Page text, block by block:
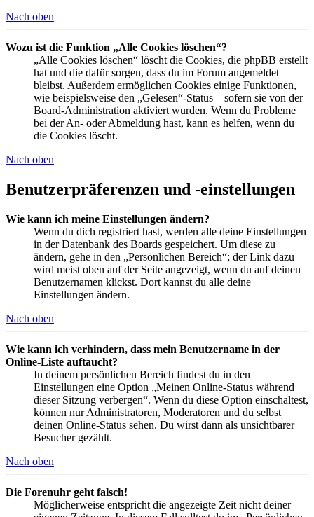
Nach oben
Wozu ist die Funktion „Alle Cookies löschen“?
„Alle Cookies löschen“ löscht die Cookies, die phpBB erstellt
hat und die dafür sorgen, dass du im Forum angemeldet
bleibst. Außerdem ermöglichen Cookies einige Funktionen,
wie beispielsweise den „Gelesen“-Status – sofern sie von der
Board-Administration aktiviert wurden. Wenn du Probleme
bei der An- oder Abmeldung hast, kann es helfen, wenn du
die Cookies löscht.
Nach oben
Benutzerpräferenzen und -einstellungen
Wie kann ich meine Einstellungen ändern?
Wenn du dich registriert hast, werden alle deine Einstellungen
in der Datenbank des Boards gespeichert. Um diese zu
ändern, gehe in den „Persönlichen Bereich“; der Link dazu
wird meist oben auf der Seite angezeigt, wenn du auf deinen
Benutzernamen klickst. Dort kannst du alle deine
Einstellungen ändern.
Nach oben
Wie kann ich verhindern, dass mein Benutzername in der
Online-Liste auftaucht?
In deinem persönlichen Bereich findest du in den
Einstellungen eine Option „Meinen Online-Status während
dieser Sitzung verbergen“. Wenn du diese Option einschaltest,
können nur Administratoren, Moderatoren und du selbst
deinen Online-Status sehen. Du wirst dann als unsichtbarer
Besucher gezählt.
Nach oben
Die Forenuhr geht falsch!
Möglicherweise entspricht die angezeigte Zeit nicht deiner